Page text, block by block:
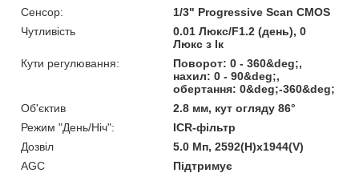
Сенсор:
1/3" Progressive Scan CMOS
Чутливість
0.01 Люкс/F1.2 (день), 0
Люкс з Ік
Кути регулювання:
Поворот: 0 - 360&deg;,
нахил: 0 - 90&deg;,
обертання: 0&deg;-360&deg;
Об'єктив
2.8 мм, кут огляду 86°
Режим "День/Ніч":
ICR-фільтр
Дозвіл
5.0 Мп, 2592(H)х1944(V)
AGC
Підтримує